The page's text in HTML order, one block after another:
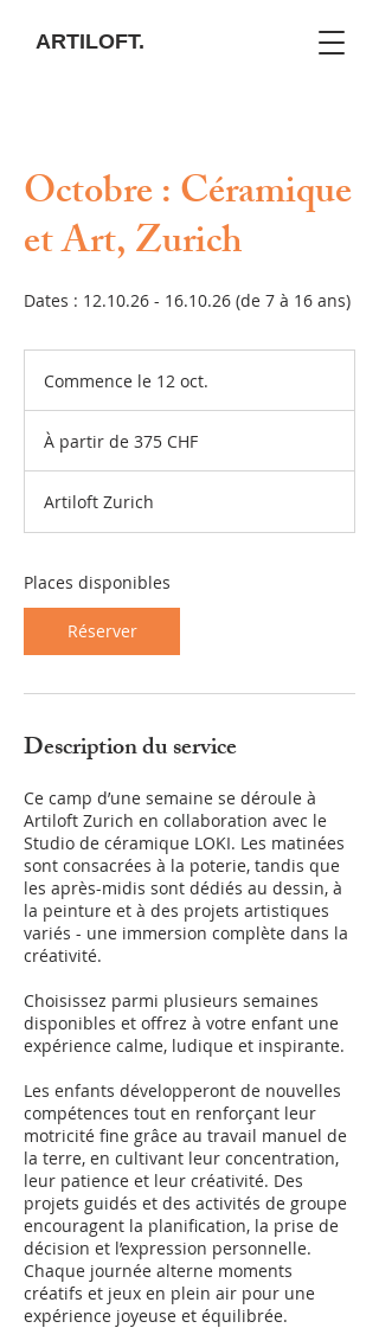
ARTILOFT.
Octobre : Céramique
et Art, Zurich
Dates : 12.10.26 - 16.10.26 (de 7 à 16 ans)
Commence le 12 oct.
e
e
t
partir
francs
À partir de 375 CHF
Artiloft Zurich
Places disponibles
Réserver
Description du service
Ce camp d’une semaine se déroule à
Artiloft Zurich en collaboration avec le
Studio de céramique LOKI. Les matinées
sont consacrées à la poterie, tandis que
les après-midis sont dédiés au dessin, à
la peinture et à des projets artistiques
variés - une immersion complète dans la
créativité.
Choisissez parmi plusieurs semaines
disponibles et offrez à votre enfant une
expérience calme, ludique et inspirante.
Les enfants développeront de nouvelles
compétences tout en renforçant leur
motricité fine grâce au travail manuel de
la terre, en cultivant leur concentration,
leur patience et leur créativité. Des
projets guidés et des activités de groupe
encouragent la planification, la prise de
décision et l’expression personnelle.
Chaque journée alterne moments
créatifs et jeux en plein air pour une
expérience joyeuse et équilibrée.